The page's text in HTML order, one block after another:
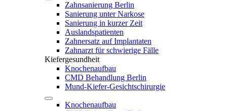
Zahnsanierung Berlin
Sanierung unter Narkose
Sanierung in kurzer Zeit
Auslandspatienten
Zahnersatz auf Implantaten
Zahnarzt für schwierige Fälle
Kiefergesundheit
Knochenaufbau
CMD Behandlung Berlin
Mund-Kiefer-Gesichtschirurgie
Knochenaufbau